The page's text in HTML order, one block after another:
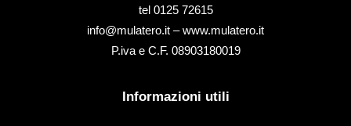
tel ‭0125 72615‬
info@mulatero.it –www.mulatero.it
P.iva e C.F. 08903180019
Informazioni utili